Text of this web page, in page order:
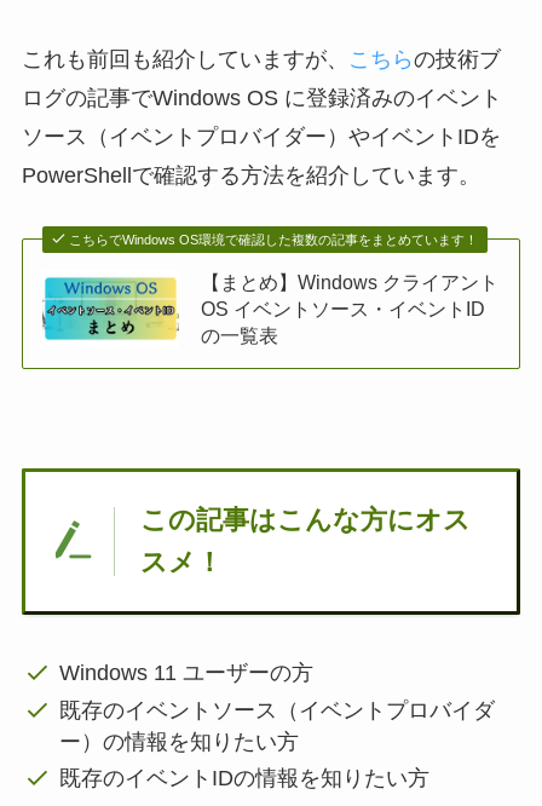
これも前回も紹介していますが、 こちらの技術ブ
ログの記事でWindows OS に登録済みのイベント
ソース（イベントプロバイダー）やイベントIDを
PowerShellで確認する方法を紹介しています。
こちらでWindows OS環境で確認した複数の記事をまとめています！
【まとめ】Windows クライアント
OS イベントソース・イベントID
の一覧表
この記事はこんな方にオス
スメ！
Windows 11 ユーザーの方
既存のイベントソース（イベントプロバイダ
ー）の情報を知りたい方
既存のイベントIDの情報を知りたい方